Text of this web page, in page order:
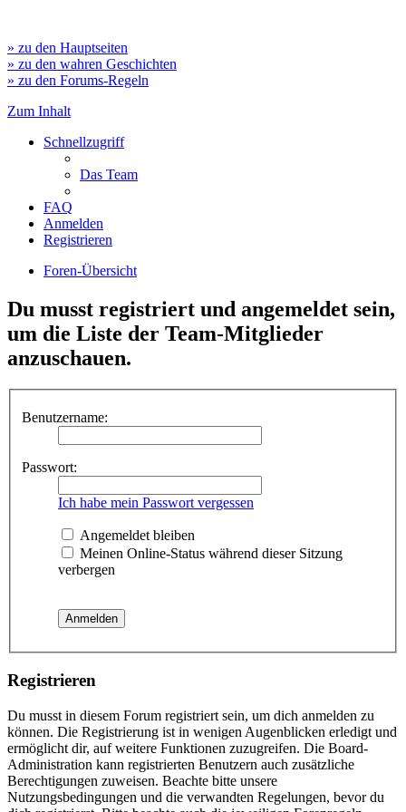
» zu den Hauptseiten
» zu den wahren Geschichten
» zu den Forums-Regeln
Zum Inhalt
Schnellzugriff
Das Team
FAQ
Anmelden
Registrieren
Foren-Übersicht
Du musst registriert und angemeldet sein,
um die Liste der Team-Mitglieder
anzuschauen.
Benutzername:
Passwort:
Ich habe mein Passwort vergessen
Angemeldet bleiben
Meinen Online-Status während dieser Sitzung
verbergen
Registrieren
Du musst in diesem Forum registriert sein, um dich anmelden zu
können. Die Registrierung ist in wenigen Augenblicken erledigt und
ermöglicht dir, auf weitere Funktionen zuzugreifen. Die Board-
Administration kann registrierten Benutzern auch zusätzliche
Berechtigungen zuweisen. Beachte bitte unsere
Nutzungsbedingungen und die verwandten Regelungen, bevor du